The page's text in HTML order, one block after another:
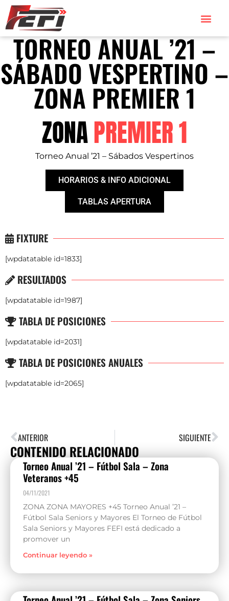
TORNEO ANUAL ’21 –
SÁBADO VESPERTINO –
ZONA PREMIER 1
ZONAPREMIER 1
Torneo Anual ’21 – Sábados Vespertinos
HORARIOS & INFO ADICIONAL
TABLAS APERTURA
FIXTURE
[wpdatatable id=1833]
RESULTADOS
[wpdatatable id=1987]
TABLA DE POSICIONES
[wpdatatable id=2031]
TABLA DE POSICIONES ANUALES
[wpdatatable id=2065]
ANTERIOR SIGUIENTE
CONTENIDO RELACIONADO
Torneo Anual ’21 – Fútbol Sala – Zona
Veteranos +45
04/11/2021
ZONA ZONA MAYORES +45 Torneo Anual ’21 –
Fútbol Sala Seniors y Mayores El Torneo de Fútbol
Sala Seniors y Mayores FEFI está dedicado a
promover un
Continuar leyendo »